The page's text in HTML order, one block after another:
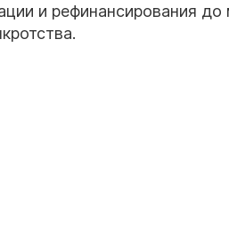
и рефинансирования до